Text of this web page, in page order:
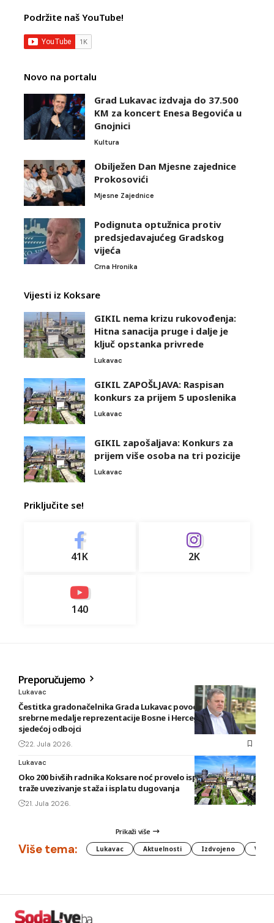
Podržite naš YouTube!
Novo na portalu
Grad Lukavac izdvaja do 37.500
KM za koncert Enesa Begovića u
Gnojnici
Kultura
Obilježen Dan Mjesne zajednice
Prokosovići
Mjesne Zajednice
Podignuta optužnica protiv
predsjedavajućeg Gradskog
vijeća
Crna Hronika
Vijesti iz Koksare
GIKIL nema krizu rukovođenja:
Hitna sanacija pruge i dalje je
ključ opstanka privrede
Lukavac
GIKIL ZAPOŠLJAVA: Raspisan
konkurs za prijem 5 uposlenika
Lukavac
GIKIL zapošaljava: Konkurs za
prijem više osoba na tri pozicije
Lukavac
Priključite se!
41K 2K
140
Preporučujemo
Lukavac
Čestitka gradonačelnika Grada Lukavac povodom osvajanja
srebrne medalje reprezentacije Bosne i Hercegovine u
sjedećoj odbojci
22. Jula 2026.
Lukavac
Oko 200 bivših radnika Koksare noć provelo ispred fabrike,
traže uvezivanje staža i isplatu dugovanja
21. Jula 2026.
Prikaži više
Više tema: Lukavac Aktuelnosti Izdvojeno